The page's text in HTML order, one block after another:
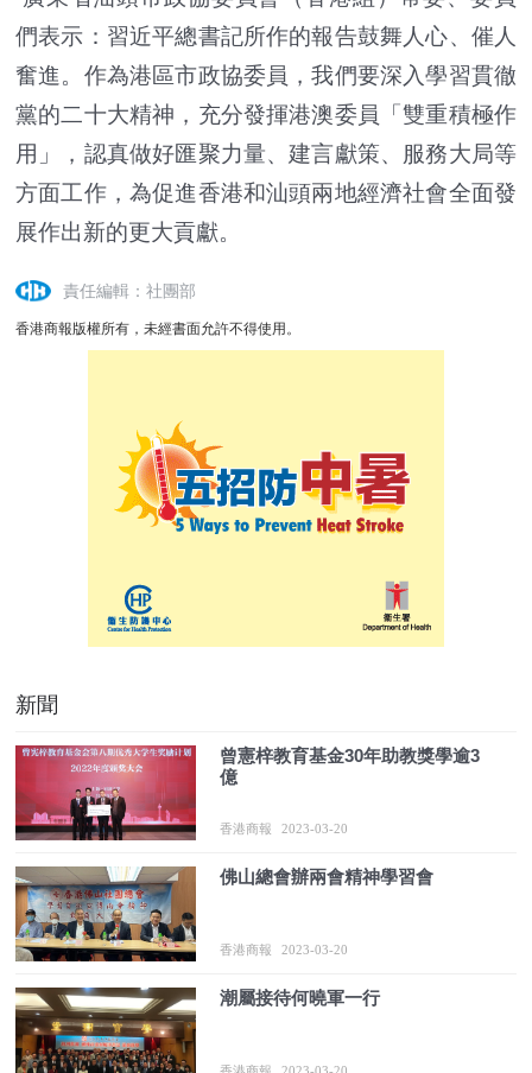
們表示：習近平總書記所作的報告鼓舞人心、催人
奮進。作為港區市政協委員，我們要深入學習貫徹
黨的二十大精神，充分發揮港澳委員「雙重積極作
用」，認真做好匯聚力量、建言獻策、服務大局等
方面工作，為促進香港和汕頭兩地經濟社會全面發
展作出新的更大貢獻。
責任編輯：社團部
香港商報版權所有，未經書面允許不得使用。
新聞
曾憲梓教育基金30年助教獎學逾3
億
香港商報 2023-03-20
佛山總會辦兩會精神學習會
香港商報 2023-03-20
潮屬接待何曉軍一行